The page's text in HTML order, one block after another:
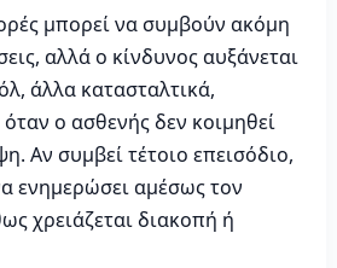
μπορεί να συμβούν ακόμη
αλλά ο κίνδυνος αυξάνεται
άλλα κατασταλτικά,
ο ασθενής δεν κοιμηθεί
Αν συμβεί τέτοιο επεισόδιο,
ενημερώσει αμέσως τον
χρειάζεται διακοπή ή